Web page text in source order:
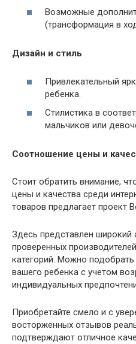
Возможные
(трансформация в
Дизайн и стиль
Привлекательный
ребенка.
Стилистика в
мальчиков или
Соотношение цены и
Стоит обратить внимание,
цены и качества среди
товаров предлагает проект
Здесь представлен широкий
проверенных
категорий. Можно
вашего ребенка с учетом
индивидуальных
Приобретайте смело и с
восторженных отзывов
подтверждают отличное